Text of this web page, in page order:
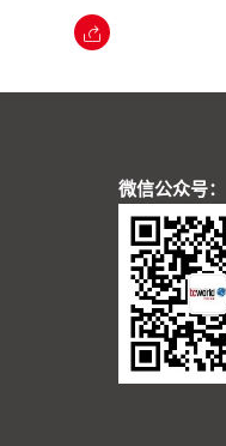
微信公众号：